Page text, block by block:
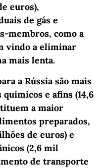
euros),
de gás e
membros, como a
vindo a eliminar
mais lenta.
a Rússia são mais
e afins (14,6
a maior
preparados,
de euros) e
(2,6 mil
de transporte